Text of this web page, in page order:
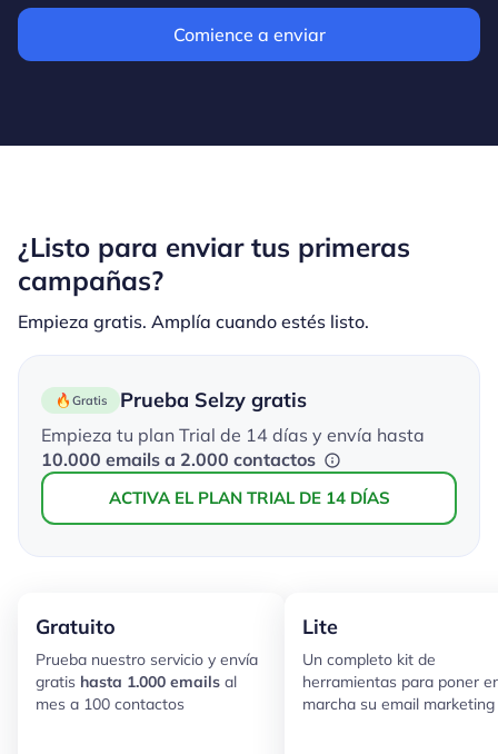
Comience a enviar
¿Listo para enviar tus primeras
campañas?
Empieza gratis. Amplía cuando estés listo.
Prueba Selzy gratis
Gratis
Empieza tu plan Trial de 14 días y envía hasta
10.000 emails a 2.000 contactos
ACTIVA EL PLAN TRIAL DE 14 DÍAS
Gratuito
Prueba nuestro servicio y envía
gratis hasta 1.000 emails al
mes a 100 contactos
Lite
Un completo kit de
herramientas para poner
marcha su email marketing